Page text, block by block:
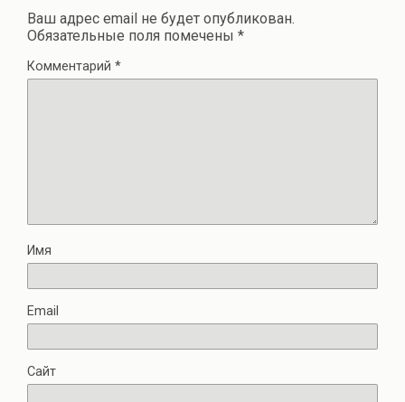
Ваш адрес email не будет опубликован.
Обязательные поля помечены *
Комментарий *
Имя
Email
Сайт